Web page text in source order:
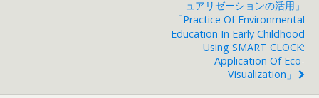
ュアリゼーションの活用」
「Practice Of Environmental
Education In Early Childhood
Using SMART CLOCK:
Application Of Eco-
Visualization」